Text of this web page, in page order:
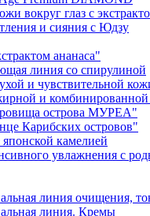
вокруг глаз с
и сияния с Юдзу
ананаса"
линия со спирулиной
и чувствительной
и
острова МУРЕА"
Карибских островов"
камелией
увлажнения с
линия очищения,
линия. Кремы